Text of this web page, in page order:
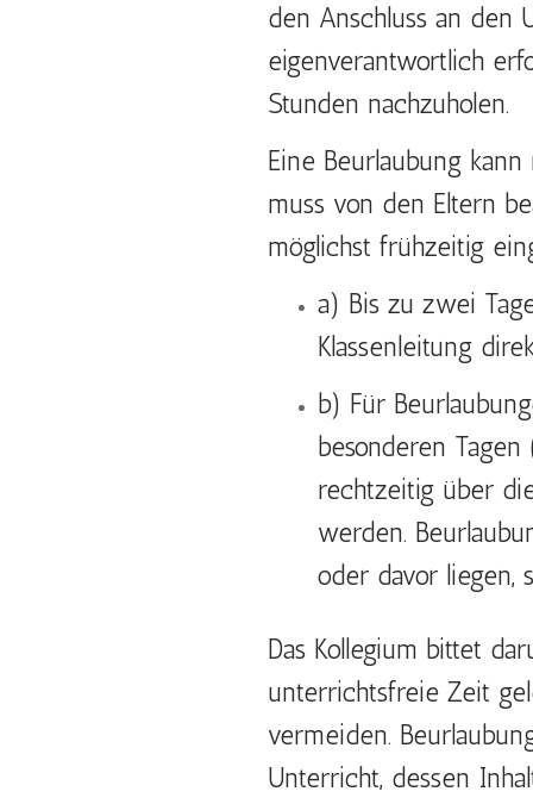
den Anschluss an den
eigenverantwortlich
Stunden nachzuholen.
Eine Beurlaubung
muss von den Eltern
möglichst frühzeitig
a) Bis zu zwei
Klassenleitung
b) Für
besonderen
rechtzeitig über
werden.
oder davor liegen,
Das Kollegium bittet
unterrichtsfreie Zeit
vermeiden.
Unterricht, dessen